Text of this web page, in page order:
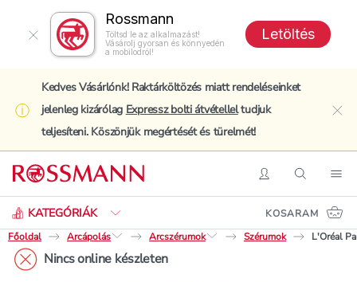
Rossmann
Töltsd le az alkalmazást!
Vásárolj gyorsan és könnyedén
a mobilodról!
Letöltés
Kedves Vásárlónk! Raktárköltözés miatt rendeléseinket
jelenleg kizárólag Expressz bolti átvételleltudjuk
teljesíteni. Köszönjük megértését és türelmét!
BelépésKeresés
KATEGÓRIÁK
Keresés
KOSARAM
Főoldal
Arcápolás Arcszérumok Szérumok L'Oréal
Nincs online készleten